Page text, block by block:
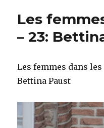
Les
– 23:
Les femmes dans les
Bettina Paust